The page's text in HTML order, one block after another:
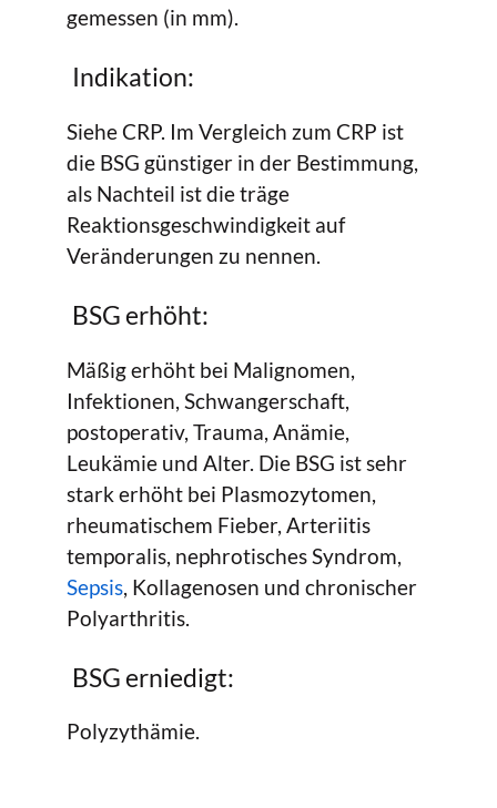
gemessen (in mm).
Indikation:
Siehe CRP. Im Vergleich zum CRP ist
die BSG günstiger in der Bestimmung,
als Nachteil ist die träge
Reaktionsgeschwindigkeit auf
Veränderungen zu nennen.
BSG erhöht:
Mäßig erhöht bei Malignomen,
Infektionen, Schwangerschaft,
postoperativ, Trauma, Anämie,
Leukämie und Alter. Die BSG ist sehr
stark erhöht bei Plasmozytomen,
rheumatischem Fieber, Arteriitis
temporalis, nephrotisches Syndrom,
Sepsis, Kollagenosen und chronischer
Polyarthritis.
BSG erniedigt:
Polyzythämie.